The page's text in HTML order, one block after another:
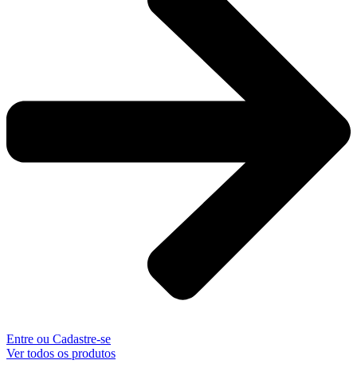
Entre ou Cadastre-se
Ver todos os produtos